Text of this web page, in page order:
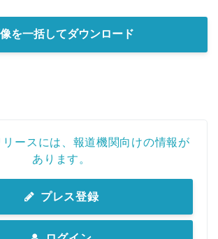
を一括してダウンロード
リースには、報道機関向けの情報が
あります。
プレス登録